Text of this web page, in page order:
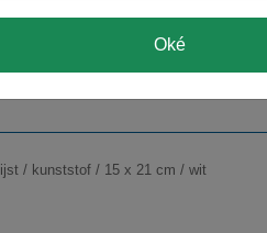
/ kunststof / 15 x 21 cm / wit
Oké